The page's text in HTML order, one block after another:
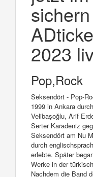
2023
Pop,Rock
Seksendört - Pop-
1999 in Ankara
Velibaşoğlu, Arif
Serter Karadeniz
Seksendört am Nu
durch
erlebte. Später
Werke in der
Nachdem die Band